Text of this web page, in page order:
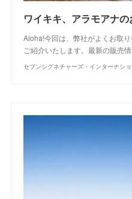
ワイキキ、アラモアナ
Aloha!今回は、弊社がよくお取
ご紹介いたします。最新の販売
セブンシグネチャーズ・インターナシ